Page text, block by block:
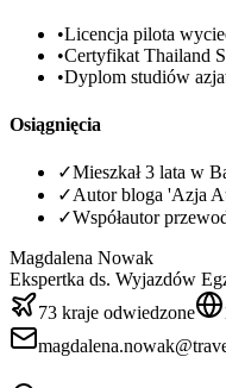
•Licencja pilota
•Certyfikat Thailand
•Dyplom studiów
Osiągnięcia
✓Mieszkał 3 lata w
✓Autor bloga 'Azja
✓Współautor
Magdalena Nowak
Ekspertka ds. Wyjazdów
73 kraje odwiedzone